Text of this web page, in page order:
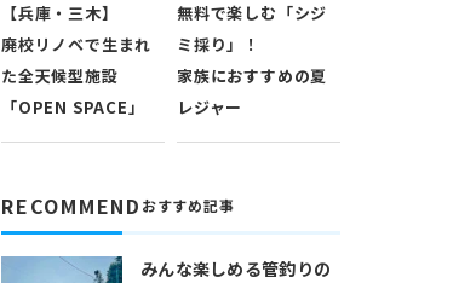
【兵庫・三木】
廃校リノベで生まれ
た全天候型施設
「OPEN SPACE」
無料で楽しむ「シジ
ミ採り」！
家族におすすめの夏
レジャー
RECOMMEND おすすめ記事
みんな楽しめる管釣りの